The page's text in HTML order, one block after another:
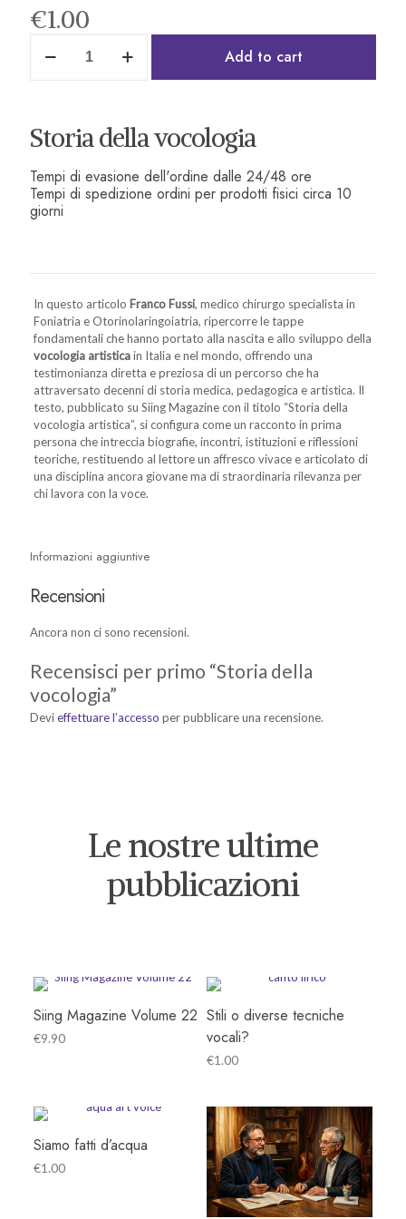
€1.00
Add to cart
Storia della vocologia
Tempi di evasione dell'ordine dalle 24/48 ore
Tempi di spedizione ordini per prodotti fisici circa 10
giorni
In questo articolo Franco Fussi, medico chirurgo specialista in
Foniatria e Otorinolaringoiatria, ripercorre le tappe
fondamentali che hanno portato alla nascita e allo sviluppo della
vocologia artisticain Italia e nel mondo, offrendo una
testimonianza diretta e preziosa di un percorso che ha
attraversato decenni di storia medica, pedagogica e artistica. Il
testo, pubblicato su Siing Magazine con il titolo “Storia della
vocologia artistica”, si configura come un racconto in prima
persona che intreccia biografie, incontri, istituzioni e riflessioni
teoriche, restituendo al lettore un affresco vivace e articolato di
una disciplina ancora giovane ma di straordinaria rilevanza per
chi lavora con la voce.
Informazioni aggiuntive
Recensioni
Ancora non ci sono recensioni.
Recensisci per primo “Storia della
vocologia”
Devieffettuare l’accesso per pubblicare una recensione.
Le nostre ultime
pubblicazioni
Siing Magazine Volume 22
€9.90
Stili o diverse tecniche
vocali?
€1.00
Siamo fatti d’acqua
€1.00